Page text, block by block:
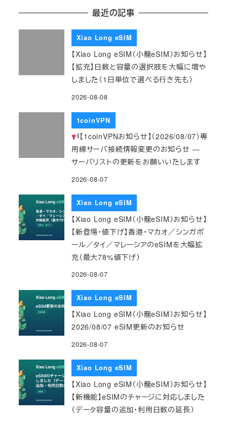
最近の記事
Xiao Long eSIM
【Xiao Long eSIM（小龍eSIM）お知らせ】
【拡充】日数と容量の選択肢を大幅に増や
しました（1日単位で選べる行き先も）
2026-08-08
1coinVPN
【1coinVPNお知らせ】（2026/08/07）専
用線サーバ接続情報変更のお知らせ ―
サーバリストの更新をお願いいたします
2026-08-07
Xiao Long eSIM
【Xiao Long eSIM（小龍eSIM）お知らせ】
【新登場・値下げ】香港・マカオ／シンガポ
ール／タイ／マレーシアのeSIMを大幅拡
充（最大78%値下げ）
2026-08-07
Xiao Long eSIM
【Xiao Long eSIM（小龍eSIM）お知らせ】
2026/08/07 eSIM更新のお知らせ
2026-08-07
Xiao Long eSIM
【Xiao Long eSIM（小龍eSIM）お知らせ】
【新機能】eSIMのチャージに対応しました
（データ容量の追加・利用日数の延長）